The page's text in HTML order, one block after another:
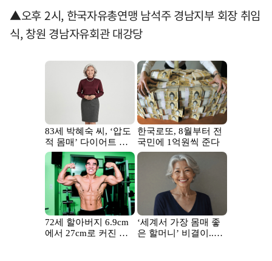
▲오후 2시, 한국자유총연맹 남석주 경남지부 회장 취임
식, 창원 경남자유회관 대강당